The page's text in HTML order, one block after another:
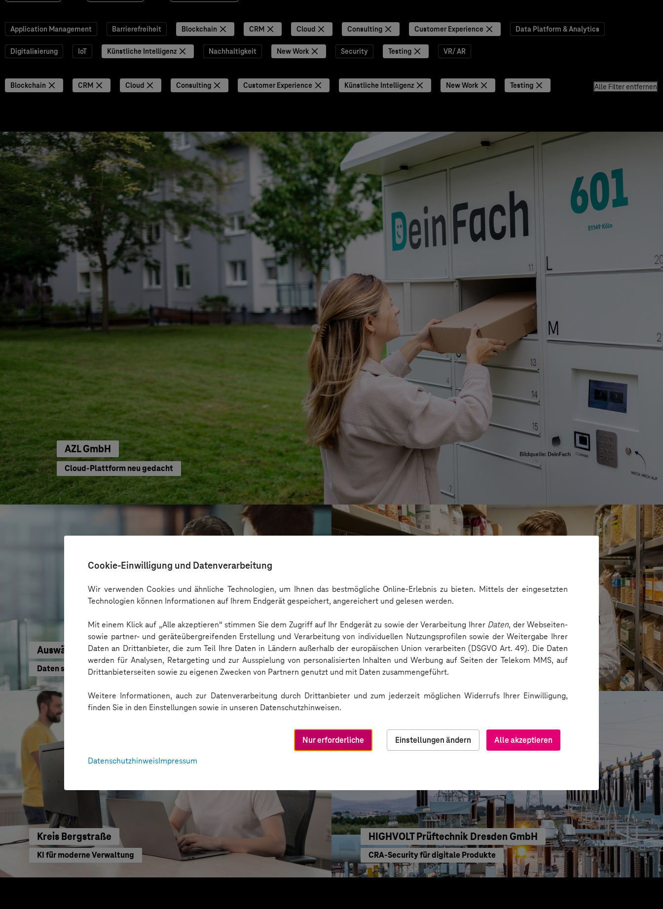
Cookie-Einwilligung und Datenverarbeitung
Wir verwenden Cookies und ähnliche Technologien, um Ihnen das bestmögliche Online-Erlebnis zu bieten. Mittels der eingesetzten
Technologien können Informationen auf Ihrem Endgerät gespeichert, angereichert und gelesen werden.
Mit einem Klick auf „Alle akzeptieren“ stimmen Sie dem Zugriff auf Ihr Endgerät zu sowie der Verarbeitung Ihrer Daten, der Webseiten-
sowie partner- und geräteübergreifenden Erstellung und Verarbeitung von individuellen Nutzungsprofilen sowie der Weitergabe Ihrer
Daten an Drittanbieter, die zum Teil Ihre Daten in Ländern außerhalb der europäischen Union verarbeiten (DSGVO Art. 49). Die Daten
werden für Analysen, Retargeting und zur Ausspielung von personalisierten Inhalten und Werbung auf Seiten der Telekom MMS, auf
Drittanbieterseiten sowie zu eigenen Zwecken von Partnern genutzt und mit Daten zusammengeführt.
Weitere Informationen, auch zur Datenverarbeitung durch Drittanbieter und zum jederzeit möglichen Widerrufs Ihrer Einwilligung,
finden Sie in den Einstellungen sowie in unseren Datenschutzhinweisen.
Alle akzeptieren
Nur erforderliche
Einstellungen ändern
DatenschutzhinweisImpressum
Application Management Barrierefreiheit Blockchain CRM Cloud Consulting Customer Experience Data Platform & Analytics
Digitalisierung IoT Künstliche Intelligenz Nachhaltigkeit New Work Security Testing VR/ AR
Blockchain CRM Cloud Consulting Customer Experience Künstliche Intelligenz New Work Testing Alle Filter entfernen
AZL GmbH
Cloud-Plattform neu gedacht
Auswärtiges Amt
Daten schneller nutzen
Service-Bund
Einkaufen mit KI neu gedacht
Kreis Bergstraße
KI für moderne Verwaltung
HIGHVOLT Prüftechnik Dresden GmbH
CRA-Security für digitale Produkte